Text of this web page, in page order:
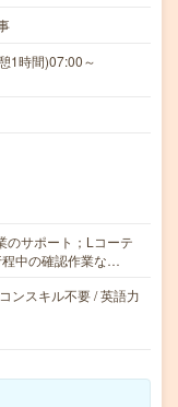
1時間)07:00～
のサポート；Lコーテ
程中の確認作業な…
ンスキル不要 / 英語力